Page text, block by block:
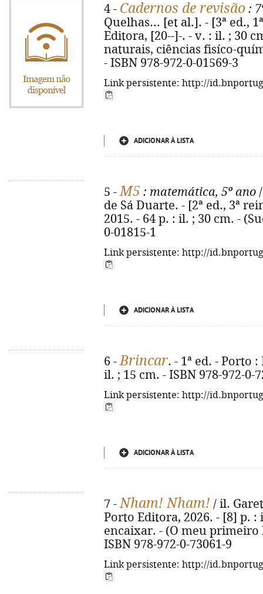
4 - Cadernos de revisão :
Quelhas... [et al.]. - [3ª ed.,
Editora, [20--]-. - v. : il. ; 30
naturais, ciências fisíco-
- ISBN 978-972-0-01569-3
Link persistente: http://
ADICIONAR À LISTA
5 -M5 : matemática, 5º ano
de Sá Duarte. - [2ª ed., 3ª
2015. - 64 p. : il. ; 30 cm. -
0-01815-1
Link persistente: http://
ADICIONAR À LISTA
6 -Brincar. - 1ª ed. - Porto
il. ; 15 cm. - ISBN 978-972-0-
Link persistente: http://
ADICIONAR À LISTA
7 -Nham! Nham! / il.
Porto Editora, 2026. - [8] p. :
encaixar. - (O meu primeiro
ISBN 978-972-0-73061-9
Link persistente: http://